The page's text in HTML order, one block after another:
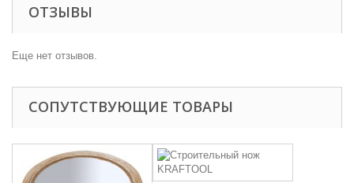
ОТЗЫВЫ
Еще нет отзывов.
СОПУТСТВУЮЩИЕ ТОВАРЫ